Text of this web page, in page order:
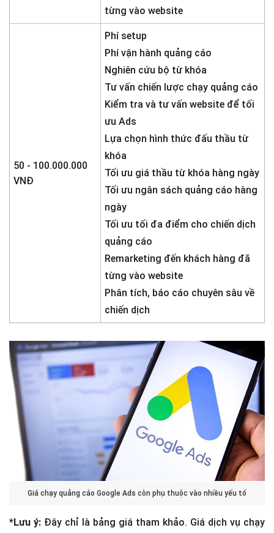
từng vào website
50 - 100.000.000
VNĐ
Phí setup
Phí vận hành quảng cáo
Nghiên cứu bộ từ khóa
Tư vấn chiến lược chạy quảng cáo
Kiểm tra và tư vấn website để tối
ưu Ads
Lựa chọn hình thức đấu thầu từ
khóa
Tối ưu giá thầu từ khóa hàng ngày
Tối ưu ngân sách quảng cáo hàng
ngày
Tối ưu tối đa điểm cho chiến dịch
quảng cáo
Remarketing đến khách hàng đã
từng vào website
Phân tích, báo cáo chuyên sâu về
chiến dịch
Giá chạy quảng cáo Google Ads còn phụ thuộc vào nhiều yếu tố
*Lưu ý: Đây chỉ là bảng giá tham khảo. Giá dịch vụ chạy